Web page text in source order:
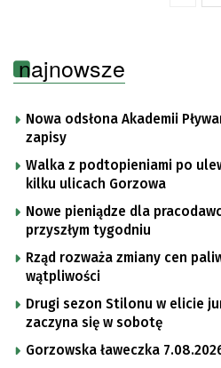
najnowsze
Nowa odsłona Akademii
zapisy
Walka z podtopieniami po
kilku ulicach Gorzowa
Nowe pieniądze dla
przyszłym tygodniu
Rząd rozważa zmiany cen
wątpliwości
Drugi sezon Stilonu w elicie
zaczyna się w sobotę
Gorzowska ławeczka